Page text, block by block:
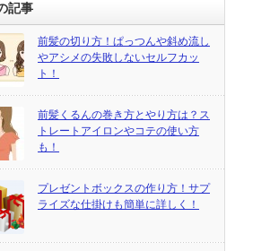
記事
前髪の切り方！ぱっつんや斜め流し
やアシメの失敗しないセルフカッ
ト！
前髪くるんの巻き方とやり方は？ス
トレートアイロンやコテの使い方
も！
プレゼントボックスの作り方！サプ
ライズな仕掛けも簡単に詳しく！